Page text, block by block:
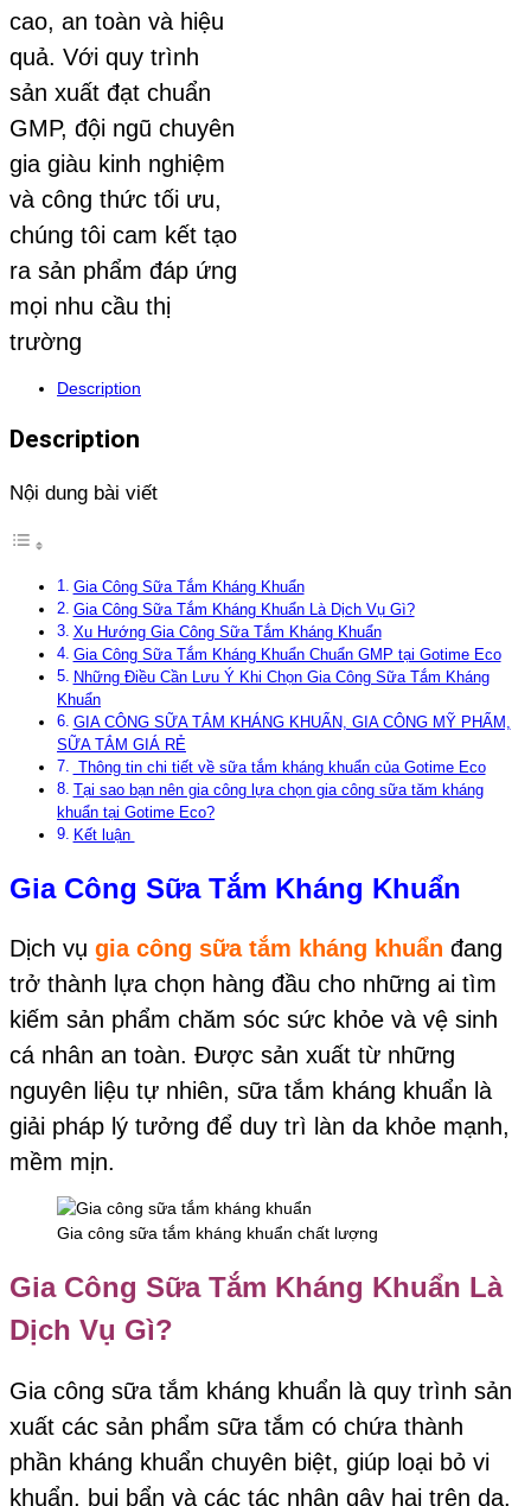
cao, an toàn và hiệu
quả. Với quy trình
sản xuất đạt chuẩn
GMP, đội ngũ chuyên
gia giàu kinh nghiệm
và công thức tối ưu,
chúng tôi cam kết tạo
ra sản phẩm đáp ứng
mọi nhu cầu thị
trường
Description
Description
Nội dung bài viết
Gia Công Sữa Tắm Kháng Khuẩn
Gia Công Sữa Tắm Kháng Khuẩn Là Dịch Vụ Gì?
Xu Hướng Gia Công Sữa Tắm Kháng Khuẩn
Gia Công Sữa Tắm Kháng Khuẩn Chuẩn GMP tại Gotime Eco
Những Điều Cần Lưu Ý Khi Chọn Gia Công Sữa Tắm Kháng
Khuẩn
GIA CÔNG SỮA TẮM KHÁNG KHUẨN, GIA CÔNG MỸ PHẨM,
SỮA TẮM GIÁ RẺ
Thông tin chi tiết về sữa tắm kháng khuẩn của Gotime Eco
Tại sao bạn nên gia công lựa chọn gia công sữa tăm kháng
khuẩn tại Gotime Eco?
Kết luận
Gia Công Sữa Tắm Kháng Khuẩn
Dịch vụ gia công sữa tắm kháng khuẩn đang
trở thành lựa chọn hàng đầu cho những ai tìm
kiếm sản phẩm chăm sóc sức khỏe và vệ sinh
cá nhân an toàn. Được sản xuất từ những
nguyên liệu tự nhiên, sữa tắm kháng khuẩn là
giải pháp lý tưởng để duy trì làn da khỏe mạnh,
mềm mịn.
Gia công sữa tắm kháng khuẩn chất lượng
Gia Công Sữa Tắm Kháng Khuẩn Là
Dịch Vụ Gì?
Gia công sữa tắm kháng khuẩn là quy trình sản
xuất các sản phẩm sữa tắm có chứa thành
phần kháng khuẩn chuyên biệt, giúp loại bỏ vi
khuẩn, bụi bẩn và các tác nhân gây hại trên da.